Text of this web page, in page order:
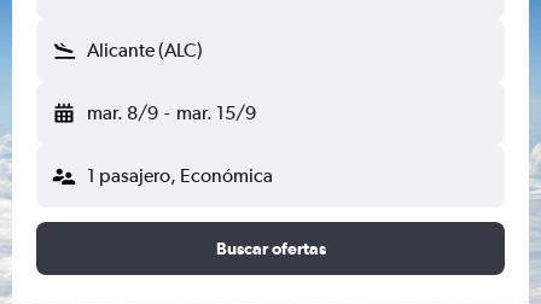
Alicante (ALC)
mar. 8/9 - mar. 15/9
1 pasajero, Económica
Buscar ofertas